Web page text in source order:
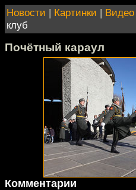
Новости | Картинки | Видео
клуб
Почётный караул
Комментарии